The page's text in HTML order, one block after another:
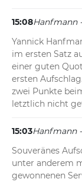
15:08Hanfmann
Yannick
im ersten Satz
einer guten
ersten
zwei Punkte
letztlich nicht
15:03Hanfmann
Souveränes
unter anderem
gewonnenen